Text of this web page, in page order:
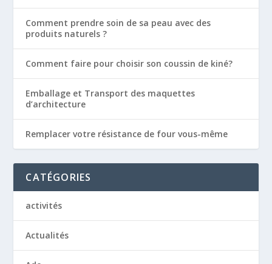
Comment prendre soin de sa peau avec des
produits naturels ?
Comment faire pour choisir son coussin de kiné?
Emballage et Transport des maquettes
d’architecture
Remplacer votre résistance de four vous-même
CATÉGORIES
activités
Actualités